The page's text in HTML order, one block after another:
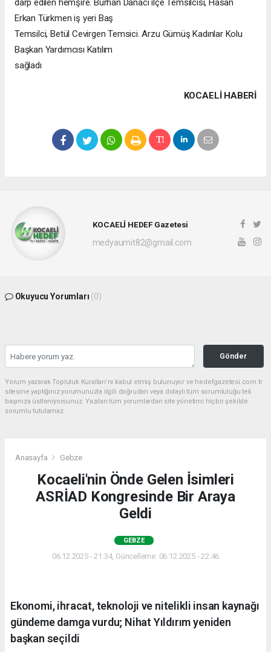
darp edilen hemşire. Burhan Danacı ilçe Temsilcisi, Hasan
Erkan Türkmen iş yeri Baş
Temsilci, Betül Cevirgen Temsici. Arzu Gümüş Kadınlar Kolu
Başkan Yardımcısı Katılım
sağladı
KOCAELI HABERİ
KOCAELİ HEDEF Gazetesi
medyaumit82@gmail.com
Okuyucu Yorumları (0)
Gönder
Yorum yazarak Topluluk Kuralları’nı kabul etmiş bulunuyor ve hedefgazetesi.com.tr
sitesine yaptığınız yorumunuzla ilgili doğrudan veya dolaylı tüm sorumluluğu tek
başınıza üstleniyorsunuz. Yazılan tüm yorumlardan site yönetimi hiçbir şekilde
sorumlu tutulamaz.
Anasayfa Gebze
Kocaeli'nin Önde Gelen İsimleri
ASRİAD Kongresinde Bir Araya
Geldi
GEBZE
06.12.2025 - 21:34, Güncelleme: 06.12.2025 - 22:46
Ekonomi, ihracat, teknoloji ve nitelikli insan kaynağı
gündeme damga vurdu; Nihat Yıldırım yeniden
başkan seçildi